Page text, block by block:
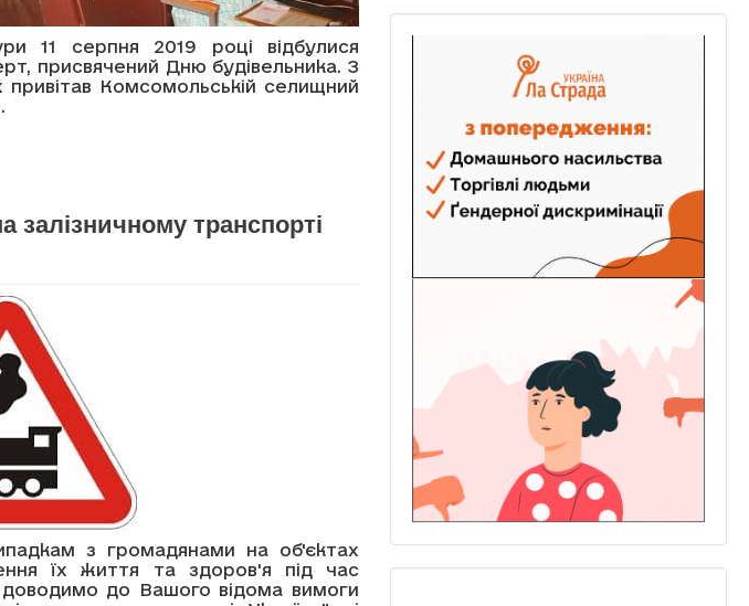
11 серпня 2019 році відбулися
присвячений Дню будівельника. З
привітав Комсомольській селищний
залізничному транспорті
з громадянами на об'єктах
їх життя та здоров'я під час
доводимо до Вашого відома вимоги